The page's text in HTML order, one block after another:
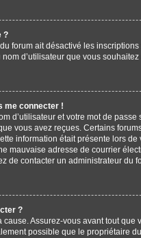
?
du forum ait désactivé les
d’utilisateur que vous
me connecter !
d’utilisateur et votre mot de
vous avez reçues. Certains
information était présente lors
mauvaise adresse de courrier
de contacter un administrateur du
?
Assurez-vous avant tout
possible que le propriétaire